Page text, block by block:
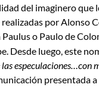
del imaginero
por Alonso
o Paulo de
Desde luego, este
especulaciones…con
presentada